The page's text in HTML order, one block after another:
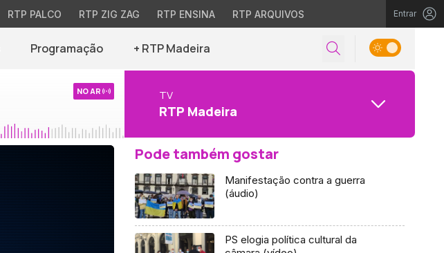
RTP PALCO RTP ZIG ZAG RTP ENSINA RTP ARQUIVOS Entrar
Programação + RTP Madeira
NO AR TV
RTP Madeira
Pode também gostar
Manifestação contra a guerra
(áudio)
PS elogia política cultural da